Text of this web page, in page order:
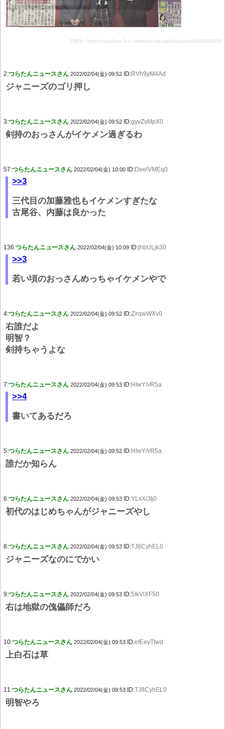
引用元：https://swallow.5ch.net/test/read.cgi/livejupiter/1643935901/
2:つらたんニュースさん 2022/02/04(金) 09:52 ID:RVh9yM4Ad
ジャニーズのゴリ押し
3:つらたんニュースさん 2022/02/04(金) 09:52 ID:gyvZsMpX0
剣持のおっさんがイケメン過ぎるわ
57:つらたんニュースさん 2022/02/04(金) 10:00 ID:DeelVMEq0
>>3
三代目の加藤雅也もイケメンすぎたな
古尾谷、内藤は良かった
136:つらたんニュースさん 2022/02/04(金) 10:09 ID:jhbULjk30
>>3
若い頃のおっさんめっちゃイケメンやで
4:つらたんニュースさん 2022/02/04(金) 09:52 ID:Z/rqwWXv0
右誰だよ
明智？
剣持ちゃうよな
7:つらたんニュースさん 2022/02/04(金) 09:53 ID:HIwY/vR5a
>>4
書いてあるだろ
5:つらたんニュースさん 2022/02/04(金) 09:52 ID:HIwY/vR5a
誰だか知らん
6:つらたんニュースさん 2022/02/04(金) 09:53 ID:YLxX/JIj0
初代のはじめちゃんがジャニーズやし
8:つらたんニュースさん 2022/02/04(金) 09:53 ID:TJ8CyhEL0
ジャニーズなのにでかい
9:つらたんニュースさん 2022/02/04(金) 09:53 ID:5IkVlXF50
右は地獄の傀儡師だろ
10:つらたんニュースさん 2022/02/04(金) 09:53 ID:efEeyTtwd
上白石は草
11:つらたんニュースさん 2022/02/04(金) 09:53 ID:TJ8CyhEL0
明智やろ